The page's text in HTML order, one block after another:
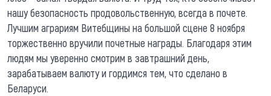
нашу безопасность продовольственную, всегда в почете.
Лучшим аграриям Витебщины на большой сцене 8 ноября
торжественно вручили почетные награды. Благодаря этим
людям мы уверенно смотрим в завтрашний день,
зарабатываем валюту и гордимся тем, что сделано в
Беларуси.